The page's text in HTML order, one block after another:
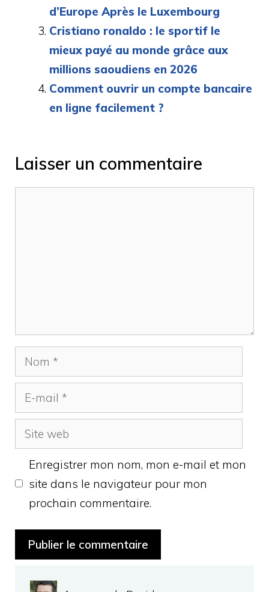
d’Europe Après le Luxembourg
Cristiano ronaldo : le sportif le
mieux payé au monde grâce aux
millions saoudiens en 2026
Comment ouvrir un compte bancaire
en ligne facilement ?
Laisser un commentaire
Nom
mail
Site
web
Enregistrer mon nom, mon e-mail et mon
site dans le navigateur pour mon
prochain commentaire.